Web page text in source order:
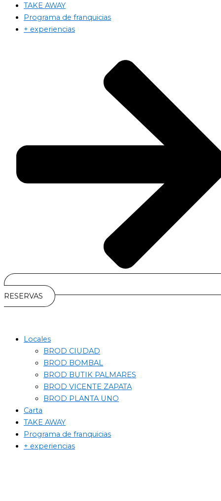
TAKE AWAY
Programa de franquicias
+ experiencias
RESERVAS
Locales
BROD CIUDAD
BROD BOMBAL
BROD BUTIK PALMARES
BROD VICENTE ZAPATA
BROD PLANTA UNO
Carta
TAKE AWAY
Programa de franquicias
+ experiencias